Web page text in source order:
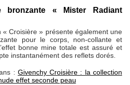
bronzante « Mister Radiant
« Croisière » présente également une
pour le corps, non-collante et
bonne mine totale est assuré et
instantanément des reflets dorés.
: Givenchy Croisière : la collection
effet seconde peau